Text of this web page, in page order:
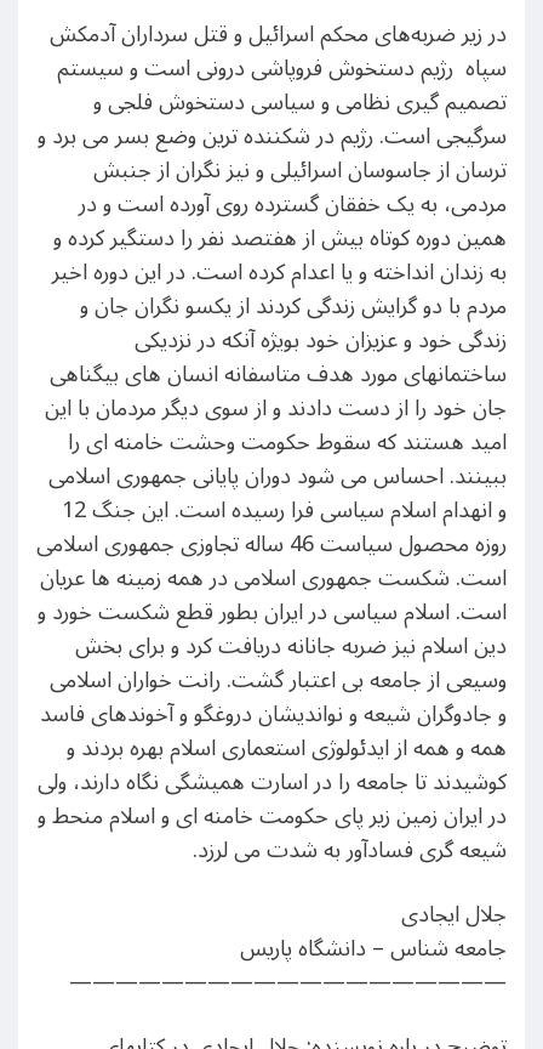
در زیر ضربه‌های محکم اسرائیل و قتل سرداران آدمکش
سپاه رژیم دستخوش فروپاشی درونی است و سیستم
تصمیم گیری نظامی و سیاسی دستخوش فلجی و
سرگیجی است. رژیم در شکننده ترین وضع بسر می برد و
ترسان از جاسوسان اسرائیلی و نیز نگران از جنبش
مردمی، به یک خفقان گسترده روی آورده است و در
همین دوره کوتاه بیش از هفتصد نفر را دستگیر کرده و
به زندان انداخته و یا اعدام کرده است. در این دوره اخیر
مردم با دو گرایش زندگی کردند از یکسو نگران جان و
زندگی خود و عزیزان خود بویژه آنکه در نزدیکی
ساختمانهای مورد هدف متاسفانه انسان های بیگناهی
جان خود را از دست دادند و از سوی دیگر مردمان با این
امید هستند که سقوط حکومت وحشت خامنه ای را
ببینند. احساس می شود دوران پایانی جمهوری اسلامی
و انهدام اسلام سیاسی فرا رسیده است. این جنگ 12
روزه محصول سیاست 46 ساله تجاوزی جمهوری اسلامی
است. شکست جمهوری اسلامی در همه زمینه ها عریان
است. اسلام سیاسی در ایران بطور قطع شکست خورد و
دین اسلام نیز ضربه جانانه دریافت کرد و برای بخش
وسیعی از جامعه بی اعتبار گشت. رانت خواران اسلامی
و جادوگران شیعه و نواندیشان دروغگو و آخوندهای فاسد
همه و همه از ایدئولوژی استعماری اسلام بهره بردند و
کوشیدند تا جامعه را در اسارت همیشگی نگاه دارند، ولی
در ایران زمین زیر پای حکومت خامنه ای و اسلام منحط و
شیعه گری فسادآور به شدت می لرزد.
جلال ایجادی
جامعه شناس – دانشگاه پاریس
———————————————————